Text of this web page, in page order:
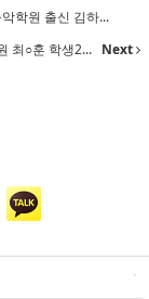
학원 출신 김하...
최○훈 학생2... Next